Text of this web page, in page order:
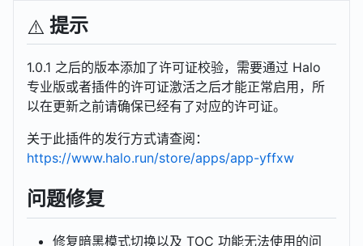
⚠️ 提示
1.0.1 之后的版本添加了许可证校验，需要通过 Halo
专业版或者插件的许可证激活之后才能正常启用，所
以在更新之前请确保已经有了对应的许可证。
关于此插件的发行方式请查阅：
https://www.halo.run/store/apps/app-yffxw
问题修复
修复暗黑模式切换以及 TOC 功能无法使用的问